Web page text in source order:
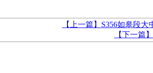
【上一篇】S356如皋段
【下一篇